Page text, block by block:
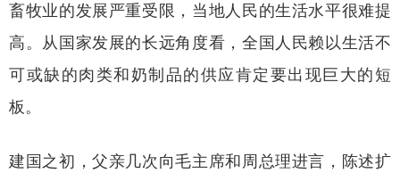
畜牧业的发展严重受限，当地人民的生活水平很难提
高。从国家发展的长远角度看，全国人民赖以生活不
可或缺的肉类和奶制品的供应肯定要出现巨大的短
板。
建国之初，父亲几次向毛主席和周总理进言，陈述扩